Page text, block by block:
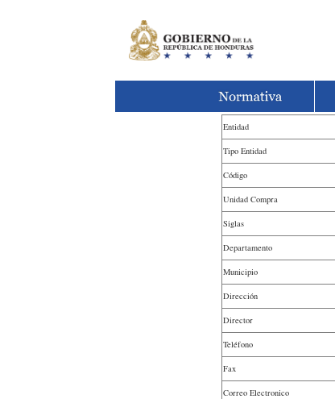
Entidad
Tipo Entidad
Código
Unidad Compra
Siglas
Departamento
Municipio
Dirección
Director
Teléfono
Fax
Correo Electronico